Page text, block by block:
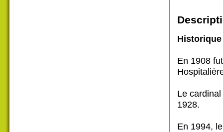
En 1908
Le
1928.
En 1994,